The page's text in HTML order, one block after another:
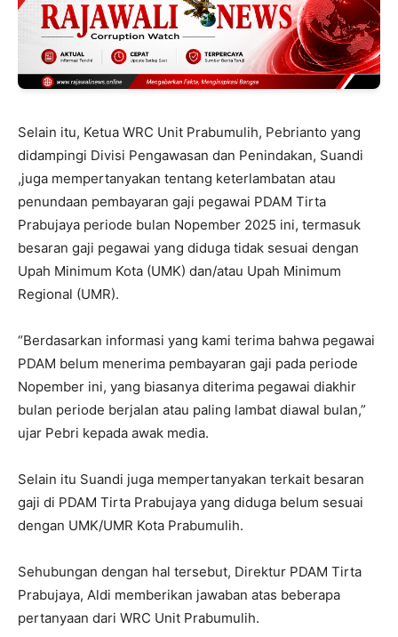
Selain itu, Ketua WRC Unit Prabumulih, Pebrianto yang
didampingi Divisi Pengawasan dan Penindakan, Suandi
,juga mempertanyakan tentang keterlambatan atau
penundaan pembayaran gaji pegawai PDAM Tirta
Prabujaya periode bulan Nopember 2025 ini, termasuk
besaran gaji pegawai yang diduga tidak sesuai dengan
Upah Minimum Kota (UMK) dan/atau Upah Minimum
Regional (UMR).
“Berdasarkan informasi yang kami terima bahwa pegawai
PDAM belum menerima pembayaran gaji pada periode
Nopember ini, yang biasanya diterima pegawai diakhir
bulan periode berjalan atau paling lambat diawal bulan,”
ujar Pebri kepada awak media.
Selain itu Suandi juga mempertanyakan terkait besaran
gaji di PDAM Tirta Prabujaya yang diduga belum sesuai
dengan UMK/UMR Kota Prabumulih.
Sehubungan dengan hal tersebut, Direktur PDAM Tirta
Prabujaya, Aldi memberikan jawaban atas beberapa
pertanyaan dari WRC Unit Prabumulih.